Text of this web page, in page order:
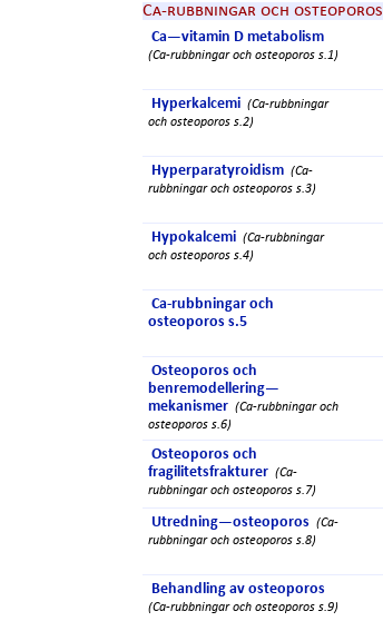
Ca-rubbningar och osteoporos
Ca—vitamin D metabolism
(Ca-rubbningar och osteoporos s.1)
Hyperkalcemi (Ca-rubbningar
och osteoporos s.2)
Hyperparatyroidism (Ca-
rubbningar och osteoporos s.3)
Hypokalcemi (Ca-rubbningar
och osteoporos s.4)
Ca-rubbningar och
osteoporos s.5
Osteoporos och
benremodellering—
mekanismer (Ca-rubbningar och
osteoporos s.6)
Osteoporos och
fragilitetsfrakturer (Ca-
rubbningar och osteoporos s.7)
Utredning—osteoporos (Ca-
rubbningar och osteoporos s.8)
Behandling av osteoporos
(Ca-rubbningar och osteoporos s.9)